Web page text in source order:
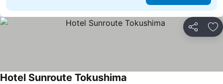
Jaa
Hotel Sunroute Tokushima